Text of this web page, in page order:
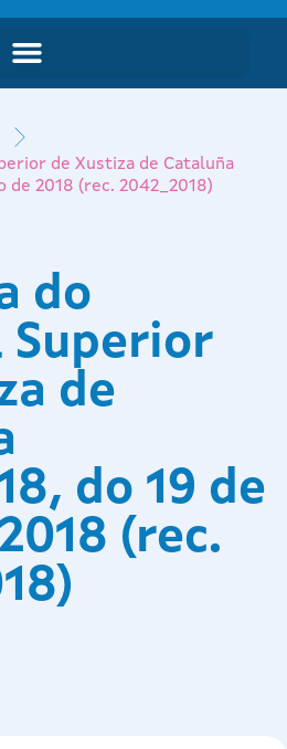
de Xustiza de Cataluña
de 2018 (rec. 2042_2018)
do
de
do 19 de
(rec.